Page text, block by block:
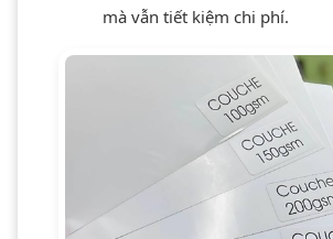
mà vẫn tiết kiệm chi phí.